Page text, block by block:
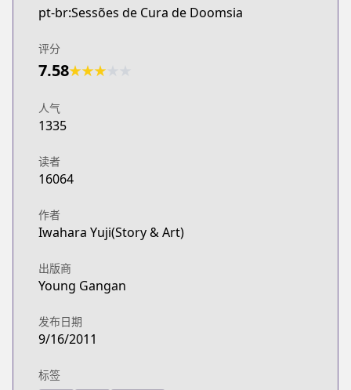
pt-br:Sessões de Cura de Doomsia
评分
7.58★★★
人气
1335
读者
16064
作者
Iwahara Yuji(Story & Art)
出版商
Young Gangan
发布日期
9/16/2011
标签